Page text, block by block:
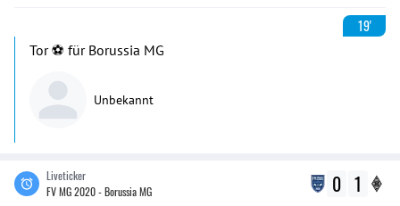
19'
Tor ⚽️ für Borussia MG
Unbekannt
Liveticker
FV MG 2020 - Borussia MG
0 1